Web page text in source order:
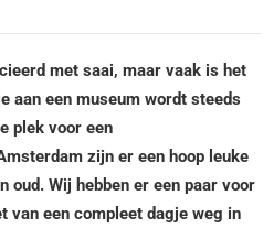
met saai, maar vaak is het
aan een museum wordt steeds
plek voor een
zijn er een hoop leuke
oud. Wij hebben er een paar voor
van een compleet dagje weg in